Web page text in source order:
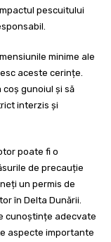
pescuitului
minime ale
aceste cerințe.
gunoiul și să
interzis și
poate fi o
de precauție
un permis de
în Delta Dunării.
cunoștințe adecvate
aspecte importante